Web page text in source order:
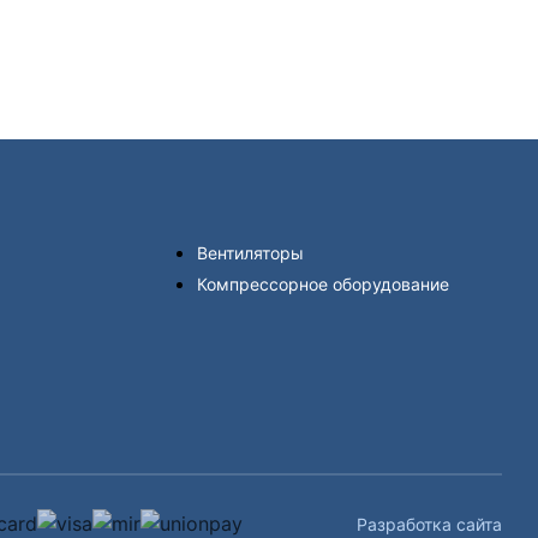
Вентиляторы
Компрессорное оборудование
Разработка сайта